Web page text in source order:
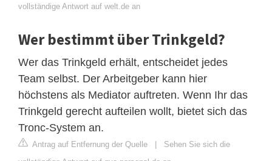
vollständige Antwort auf welt.de an
Wer bestimmt über Trinkgeld?
Wer das Trinkgeld erhält, entscheidet jedes
Team selbst. Der Arbeitgeber kann hier
höchstens als Mediator auftreten. Wenn Ihr das
Trinkgeld gerecht aufteilen wollt, bietet sich das
Tronc-System an.
Antrag auf Entfernung der Quelle | Sehen Sie sich die